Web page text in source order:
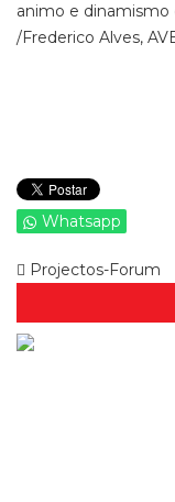
animo e dinamismo
/Frederico Alves,
Whatsapp
Projectos-Forum